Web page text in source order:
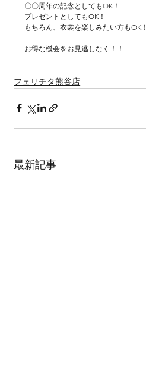
〇〇周年の記念としてもOK！
プレゼントとしてもOK！
もちろん、衣裳を楽しみたい方もOK！
お得な機会をお見逃しなく！！
フェリチタ熊谷店
最新記事